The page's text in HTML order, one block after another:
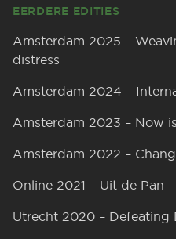
EERDERE EDITIES
Amsterdam 2025 –
distress
Amsterdam 2024 –
Amsterdam 2023 – Now
Amsterdam 2022 –
Online 2021 – Uit de Pan
Utrecht 2020 – Defeating